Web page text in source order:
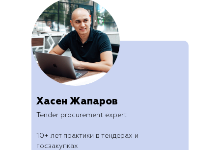
Tender procurement expert
10+ лет практики в тендерах и
госзакупках
Хасен Жапаров